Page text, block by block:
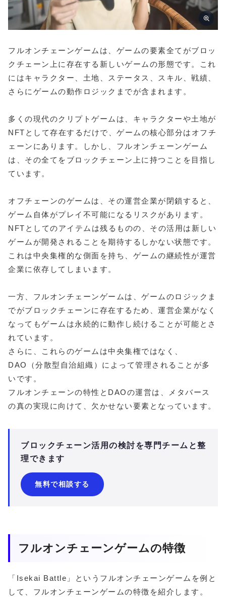
フルオンチェーンゲームは、ゲームの要素全てがブロッ
クチェーン上に存在する新しいゲームの形態です。これ
にはキャラクター、土地、ステータス、スキル、戦績、
さらにゲームの動作ロジックまでが含まれます。
多くの現代のクリプトゲームは、キャラクターや土地が
NFTとして存在するだけで、ゲームの核心部分はオフチ
ェーンにあります。しかし、フルオンチェーンゲーム
は、その全てをブロックチェーン上に持つことを目指し
ています。
オフチェーンのゲームは、その運営企業が閉鎖すると、
ゲーム自体がプレイ不可能になるリスクがあります。
NFTとしてのアイテムは残るものの、その活用は新しい
ゲームが開発されることを期待するしかない状態です。
これは中央集権的な側面を持ち、ゲームの継続性が運営
企業に依存してしまいます。
一方、フルオンチェーンゲームは、ゲームのロジックま
でがブロックチェーンに存在するため、運営企業がなく
なってもゲームは永続的に動作し続けることが可能とさ
れています。
さらに、これらのゲームは中央集権ではなく、
DAO（分散型自治組織）によって管理されることが多
いです。
フルオンチェーンの特性とDAOの運営は、メタバース
の真の実現に向けて、欠かせない要素となっています。
ブロックチェーン活用の検討を専門チームと整
理できます
無料で相談する
フルオンチェーンゲームの特徴
「Isekai Battle」というフルオンチェーンゲームを例と
して、フルオンチェーンゲームの特徴を紹介します。